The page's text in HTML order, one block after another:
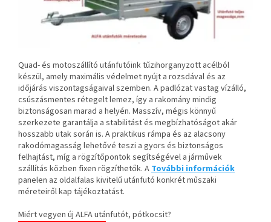
Quad- és motoszállító utánfutóink tűzihorganyzott acélból
készül, amely maximális védelmet nyújt a rozsdávalés az
időjárás viszontagságaival szemben. A padlózat vastag vízálló,
csúszásmentes rétegelt lemez, így a rakomány mindig
biztonságosan marad a helyén. Masszív, mégis könnyű
szerkezete garantálja a stabilitást és megbízhatóságot akár
hosszabb utak során is. A praktikus rámpa és az alacsony
rakodómagasság lehetővé teszi a gyors és biztonságos
felhajtást, míg a rögzítőpontok segítségével a járművek
szállítás közben fixen rögzíthetők. ATovábbi információk
panelen az oldalfalas kivitelű utánfutó konkrét műszaki
méreteiről kap tájékoztatást.
Miért vegyen új ALFA utánfutót, pótkocsit?